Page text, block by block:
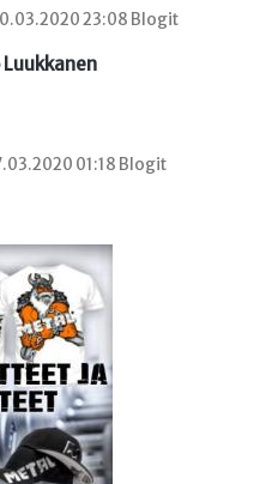
23:08 Blogit
01:18 Blogit